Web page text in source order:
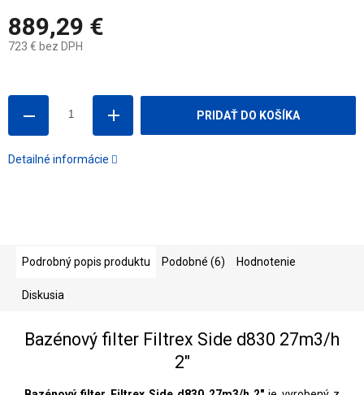
889,29 €
723 € bez DPH
PRIDAŤ DO KOŠÍKA
Detailné informácie
Podrobný popis produktu Podobné (6) Hodnotenie
Diskusia
Bazénový filter Filtrex Side d830 27m3/h
2"